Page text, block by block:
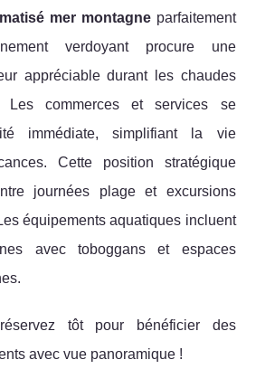
mer montagneparfaitement
verdoyant procure une
appréciable durant les chaudes
Les commerces et services se
immédiate, simplifiant la vie
Cette position stratégique
journées plage et excursions
équipements aquatiques incluent
avec toboggans et espaces
tôt pour bénéficier des
avec vue panoramique !